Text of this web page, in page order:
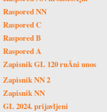
Raspored NN
Raspored C
Raspored B
Raspored A
Zapisnik GL 120 ruÄni unos
Zapisnik NN 2
Zapisnik NN
GL 2024. prijavljeni